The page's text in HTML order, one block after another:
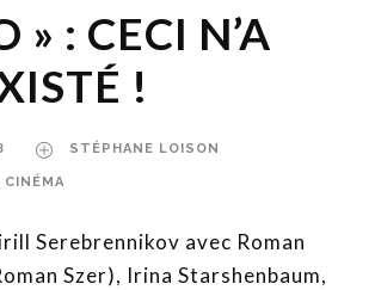
» : CECI N’A
!
STÉPHANE LOISON
CINÉMA
Serebrennikov avec Roman
Szer), Irina Starshenbaum,